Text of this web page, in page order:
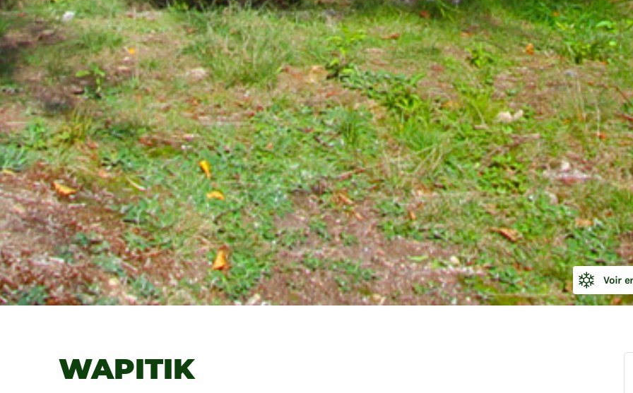
Voir
WAPITIK
l'été? ☀️
Profite de20 % de rabaissur une sélection de grands
chalets, du dimanche au jeudi, pour des séjours du9 au
août, et du 16 au 20 août.
C'est le moment idéal pour réunir toute la gang et vivre
l'été... en grand! 🌲
DÉCOUVRIR LA PROMOTION
Fermer